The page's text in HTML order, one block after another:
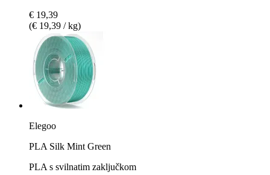
€ 19,39
(€ 19,39 / kg)
Elegoo
PLA Silk Mint Green
PLA s svilnatim zaključkom